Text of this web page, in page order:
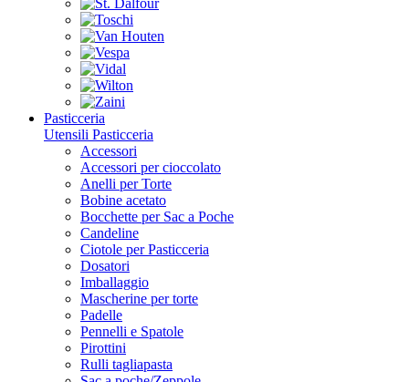
Pasticceria
Utensili Pasticceria
Accessori
Accessori per cioccolato
Anelli per Torte
Bobine acetato
Bocchette per Sac a Poche
Candeline
Ciotole per Pasticceria
Dosatori
Imballaggio
Mascherine per torte
Padelle
Pennelli e Spatole
Pirottini
Rulli tagliapasta